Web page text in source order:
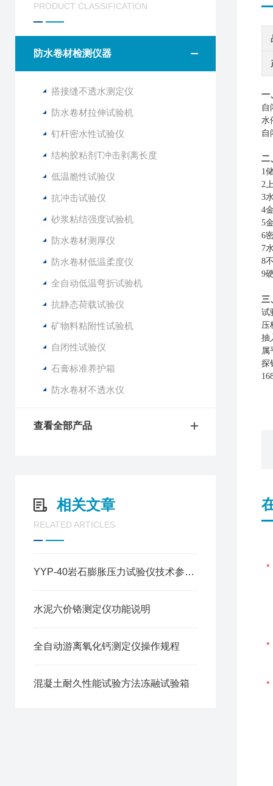
PRODUCT CLASSIFICATION
防水卷材检测仪器
搭接缝不透水测定仪
防水卷材拉伸试验机
钉杆密水性试验仪
结构胶粘剂T冲击剥离长度
低温脆性试验仪
抗冲击试验仪
砂浆粘结强度试验机
防水卷材测厚仪
防水卷材低温柔度仪
全自动低温弯折试验机
抗静态荷载试验仪
矿物料粘附性试验机
自闭性试验仪
石膏标准养护箱
防水卷材不透水仪
查看全部产品
相关文章
RELATED ARTICLES
YYP-40岩石膨胀压力试验仪技术参数与试验步骤
水泥六价铬测定仪功能说明
全自动游离氧化钙测定仪操作规程
混凝土耐久性能试验方法冻融试验箱
一
自
水
自
二
1
2
3
4
5
6
7
8
9
三
试
压
抽
属
探